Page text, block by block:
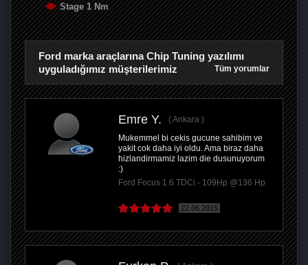
Stage 1 Nm
Ford marka araçlarına Chip Tuning yazılımı
uyguladığımız müşterilerimiz
Tüm yorumlar
Emre Y.
Ankara
Mukemmel bi cekis gucune sahibim ve
yakit cok daha iyi oldu. Ama biraz daha
hizlandirmamiz lazim die dusunuyorum
:)
Ford Focus 1.6 TDCi - 109Hp @136 Hp
22.06.2015